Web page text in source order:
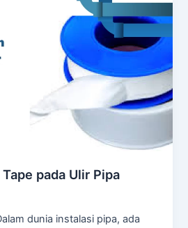
pada Ulir Pipa
dunia instalasi pipa, ada